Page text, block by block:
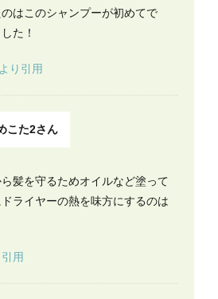
はこのシャンプーが初めてで
た！
り引用
こた2さん
髪を守るためオイルなど塗って
ライヤーの熱を味方にするのは
用